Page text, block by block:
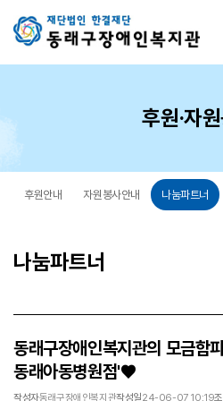
후원·자
후원안내 자원봉사안내 나눔파트너
나눔파트너
동래구장애인복지관의 모금함
동래아동병원점'♥
작성자동래구장애인복지관작성일24-06-07 10:19